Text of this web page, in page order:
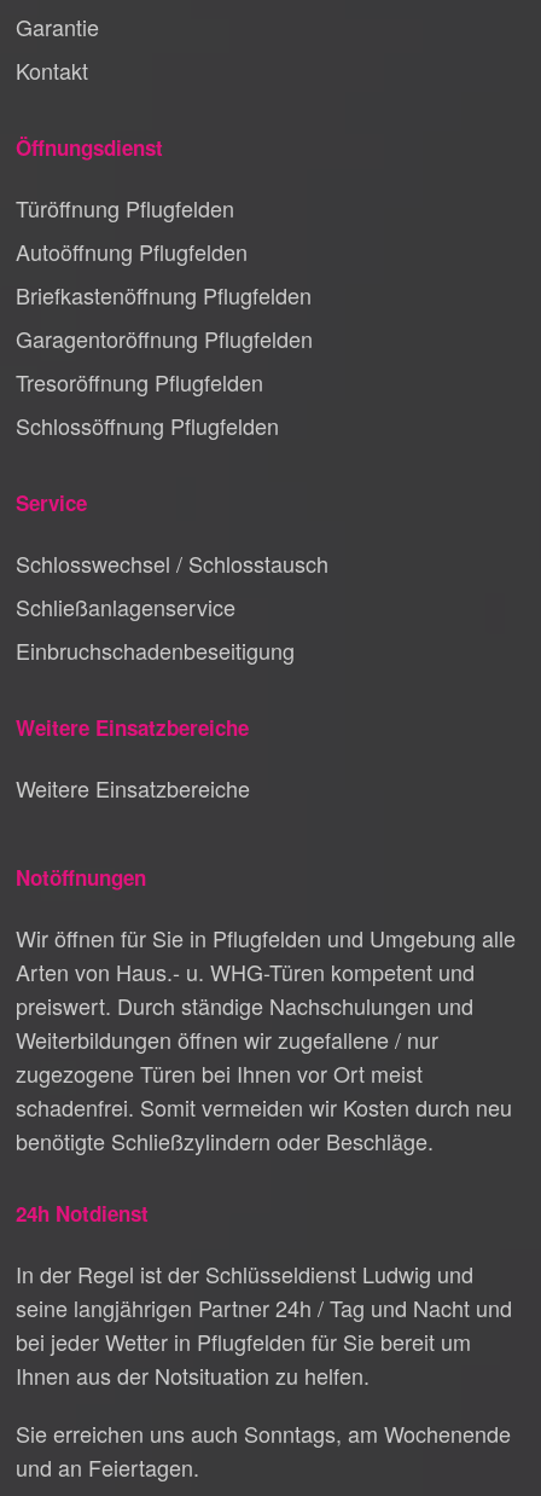
Garantie
Kontakt
Öffnungsdienst
Türöffnung Pflugfelden
Autoöffnung Pflugfelden
Briefkastenöffnung Pflugfelden
Garagentoröffnung Pflugfelden
Tresoröffnung Pflugfelden
Schlossöffnung Pflugfelden
Service
Schlosswechsel / Schlosstausch
Schließanlagenservice
Einbruchschadenbeseitigung
Weitere Einsatzbereiche
Weitere Einsatzbereiche
Notöffnungen
Wir öffnen für Sie in Pflugfelden und Umgebung alle
Arten von Haus.- u. WHG-Türen kompetent und
preiswert. Durch ständige Nachschulungen und
Weiterbildungen öffnen wir zugefallene / nur
zugezogene Türen bei Ihnen vor Ort meist
schadenfrei. Somit vermeiden wir Kosten durch neu
benötigte Schließzylindern oder Beschläge.
24h Notdienst
In der Regel ist der Schlüsseldienst Ludwig und
seine langjährigen Partner 24h / Tag und Nacht und
bei jeder Wetter in Pflugfelden für Sie bereit um
Ihnen aus der Notsituation zu helfen.
Sie erreichen uns auch Sonntags, am Wochenende
und an Feiertagen.